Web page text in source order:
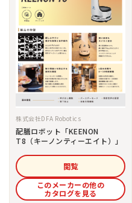
株式会社DFA Robotics
配膳ロボット「KEENON
T8（キーノンティーエイト）」
閲覧
このメーカーの他の
カタログを見る